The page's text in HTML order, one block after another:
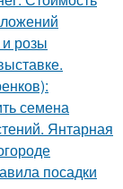
розы
семена
Янтарная
посадки